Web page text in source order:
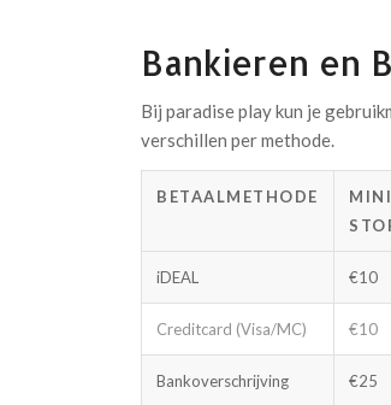
Bankieren en
Bij paradise play kun je
verschillen per methode.
BETAALMETHODE
iDEAL €10
Creditcard (Visa/MC) €10
Bankoverschrijving €25